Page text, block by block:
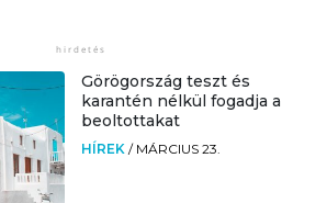
Görögország teszt és
karantén nélkül fogadja a
beoltottakat
HÍREK / MÁRCIUS 23.